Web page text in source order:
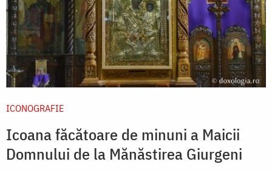
ICONOGRAFIE
Icoana făcătoare de minuni a Maicii
Domnului de la Mănăstirea Giurgeni